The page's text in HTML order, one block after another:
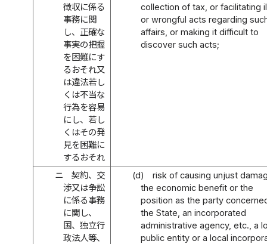
徴収に係る
事務に関
し、正確な
事実の把握
を困難にす
るおそれ又
は違法若し
くは不当な
行為を容易
にし、若し
くはその発
見を困難に
するおそれ
collection of tax, or facilitating
or wrongful acts regarding
affairs, or making it difficult to
discover such acts;
ニ
契約、交
渉又は争訟
に係る事務
に関し、
国、独立行
政法人等、
(d)
risk of causing unjust
the economic benefit or the
position as the party
the State, an incorporated
administrative agency, etc., a
public entity or a local